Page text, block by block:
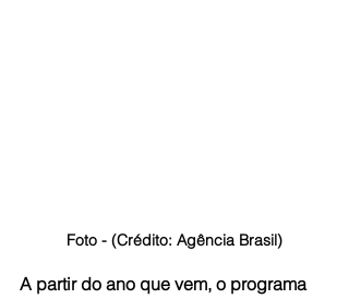
Foto - (Crédito: Agência Brasil)
A partir do ano que vem, o programa